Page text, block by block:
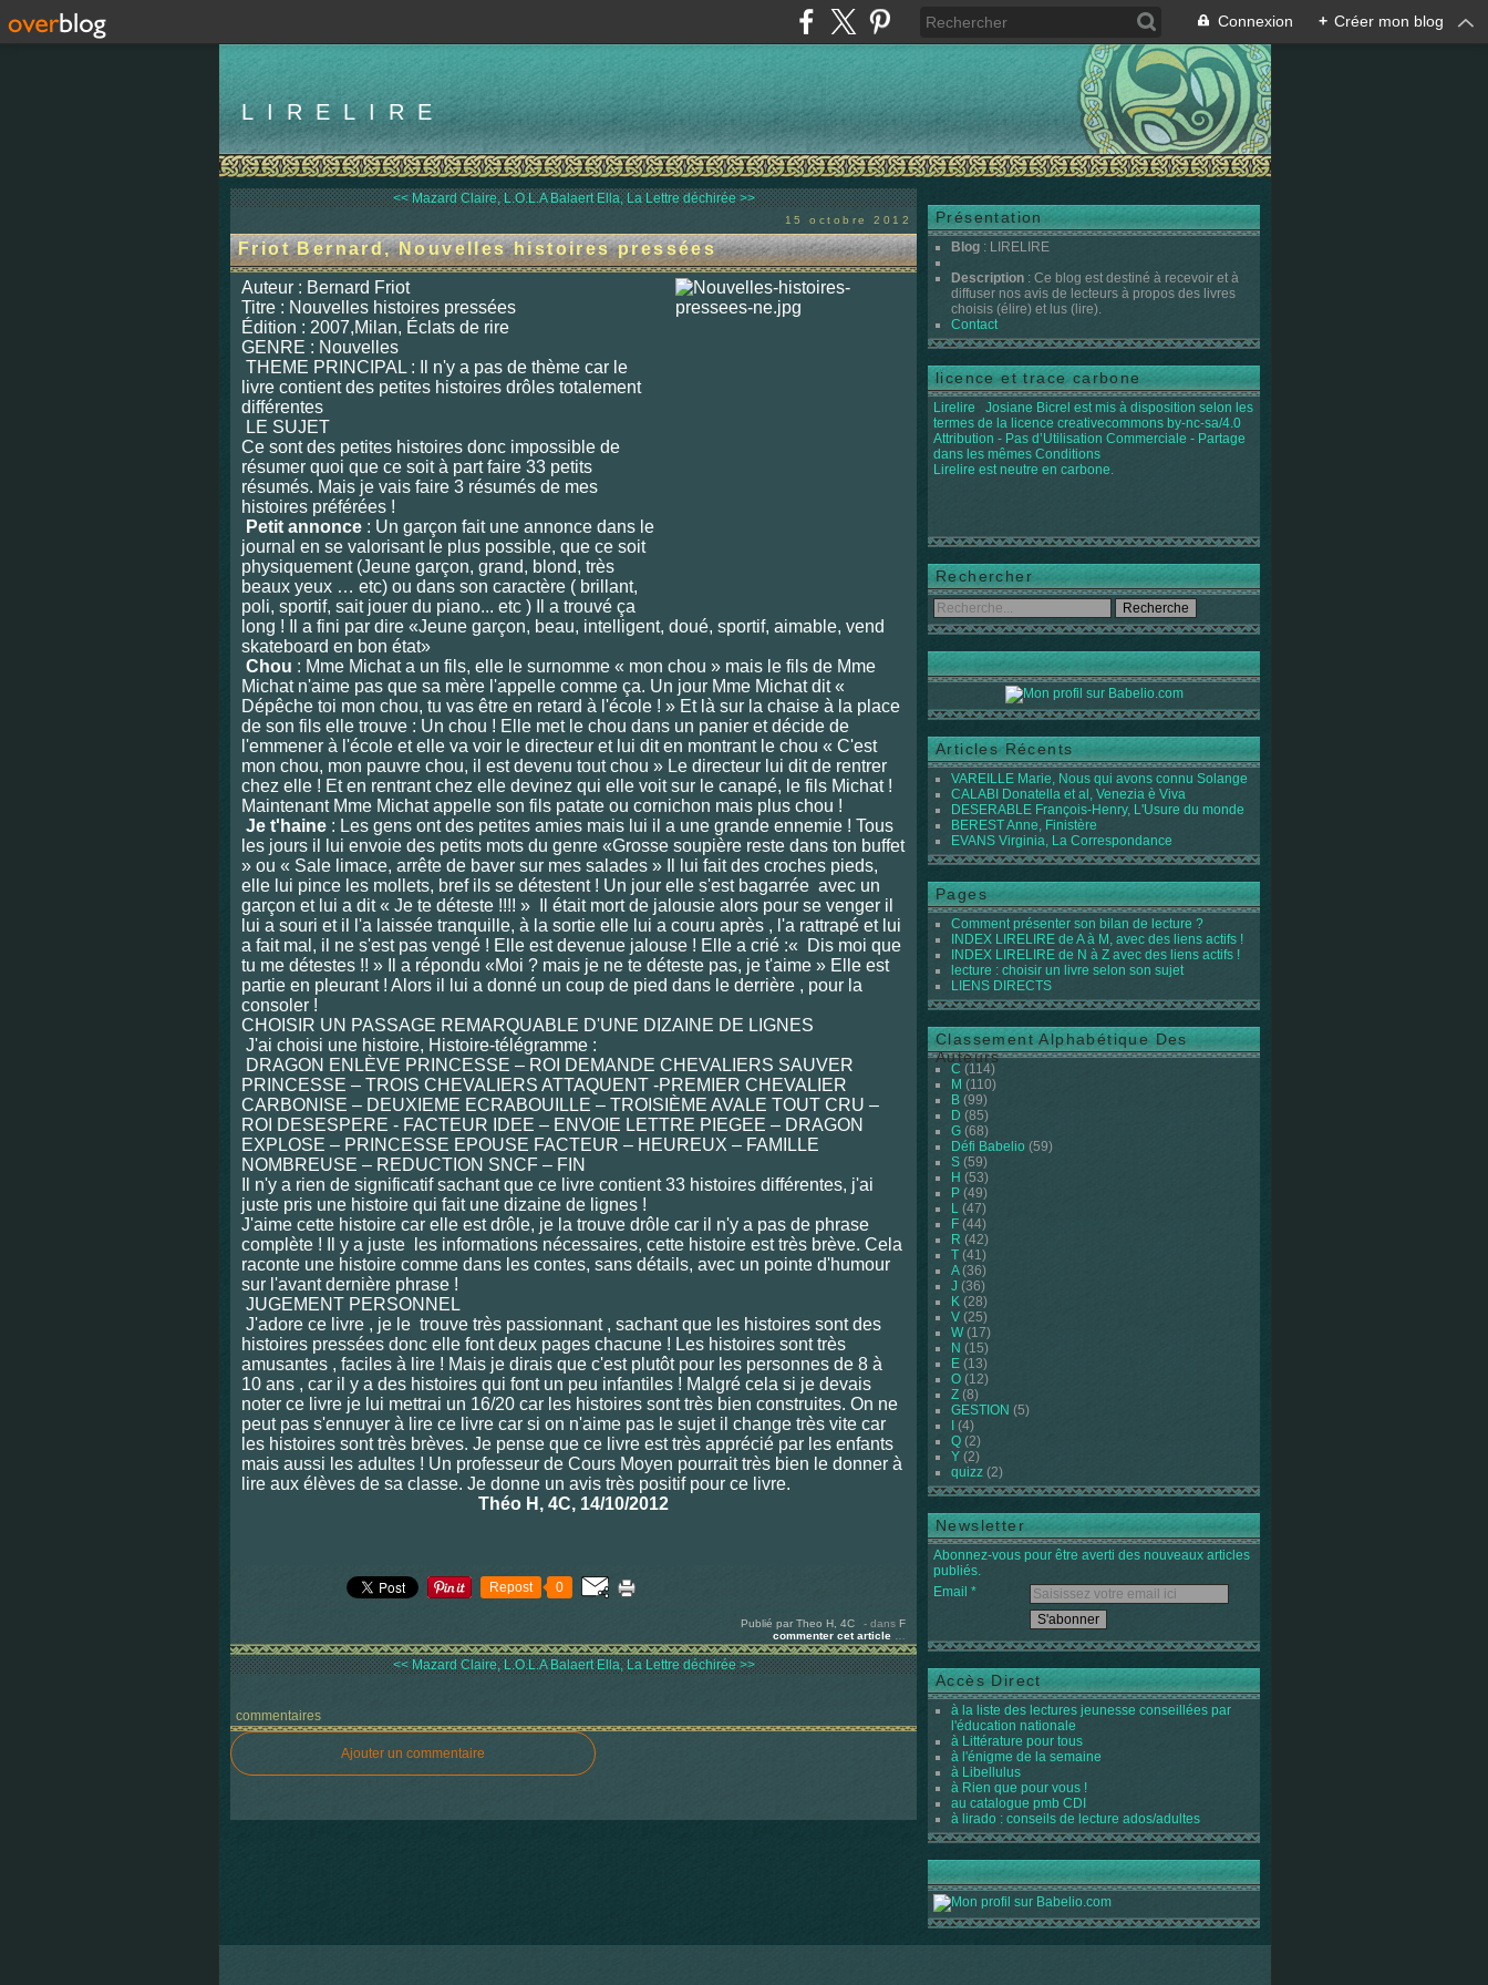
Connexion + Créer mon blog
LIRELIRE
<< Mazard Claire, L.O.L.A Balaert Ella, La Lettre déchirée >>
15 octobre 2012
Friot Bernard, Nouvelles histoires pressées
Auteur : Bernard Friot
Titre : Nouvelles histoires pressées
Édition : 2007,Milan, Éclats de rire
GENRE : Nouvelles
THEME PRINCIPAL :
Il n'y a pas de thème car le
livre contient des petites histoires drôles totalement
différentes
LE SUJET
Ce sont des petites histoires donc impossible de
résumer quoi que ce soit à part faire 33 petits
résumés. Mais je vais faire 3 résumés de mes
histoires préférées !
Petit annonce : Un garçon fait une annonce dans le
journal en se valorisant le plus possible, que ce soit
physiquement (Jeune garçon, grand, blond, très
beaux yeux … etc) ou dans son caractère ( brillant,
poli, sportif, sait jouer du piano... etc ) Il a trouvé ça
long ! Il a fini par dire «Jeune garçon, beau, intelligent, doué, sportif, aimable, vend
skateboard en bon état»
Chou : Mme Michat a un fils, elle le surnomme « mon chou » mais le fils de Mme
Michat n'aime pas que sa mère l'appelle comme ça. Un jour Mme Michat dit «
Dépêche toi mon chou, tu vas être en retard à l'école ! » Et là sur la chaise à la place
de son fils elle trouve : Un chou ! Elle met le chou dans un panier et décide de
l'emmener à l'école et elle va voir le directeur et lui dit en montrant le chou « C'est
mon chou, mon pauvre chou, il est devenu tout chou » Le directeur lui dit de rentrer
chez elle ! Et en rentrant chez elle devinez qui elle voit sur le canapé, le fils Michat !
Maintenant Mme Michat appelle son fils patate ou cornichon mais plus chou !
Je t'haine : Les gens ont des petites amies mais lui il a une grande ennemie ! Tous
les jours il lui envoie des petits mots du genre «Grosse soupière reste dans ton buffet
» ou « Sale limace, arrête de baver sur mes salades » Il lui fait des croches pieds,
elle lui pince les mollets, bref ils se détestent ! Un jour elle s'est bagarrée avec un
garçon et lui a dit « Je te déteste !!!! » Il était mort de jalousie alors pour se venger il
lui a souri et il l'a laissée tranquille, à la sortie elle lui a couru après , l'a rattrapé et lui
a fait mal, il ne s'est pas vengé ! Elle est devenue jalouse ! Elle a crié :« Dis moi que
tu me détestes !! » Il a répondu «Moi ? mais je ne te déteste pas, je t'aime » Elle est
partie en pleurant ! Alors il lui a donné un coup de pied dans le derrière , pour la
consoler !
CHOISIR UN PASSAGE REMARQUABLE D'UNE DIZAINE DE LIGNES
J'ai choisi une histoire, Histoire-télégramme :
DRAGON ENLÈVE PRINCESSE – ROI DEMANDE CHEVALIERS SAUVER
PRINCESSE – TROIS CHEVALIERS ATTAQUENT -PREMIER CHEVALIER
CARBONISE – DEUXIEME ECRABOUILLE – TROISIÈME AVALE TOUT CRU –
ROI DESESPERE - FACTEUR IDEE – ENVOIE LETTRE PIEGEE – DRAGON
EXPLOSE – PRINCESSE EPOUSE FACTEUR – HEUREUX – FAMILLE
NOMBREUSE – REDUCTION SNCF – FIN
Il n'y a rien de significatif sachant que ce livre contient 33 histoires différentes, j'ai
juste pris une histoire qui fait une dizaine de lignes !
J'aime cette histoire car elle est drôle, je la trouve drôle car il n'y a pas de phrase
complète ! Il y a juste les informations nécessaires, cette histoire est très brève. Cela
raconte une histoire comme dans les contes, sans détails, avec un pointe d'humour
sur l'avant dernière phrase !
JUGEMENT PERSONNEL
J'adore ce livre , je le trouve très passionnant , sachant que les histoires sont des
histoires pressées donc elle font deux pages chacune ! Les histoires sont très
amusantes , faciles à lire ! Mais je dirais que c'est plutôt pour les personnes de 8 à
10 ans , car il y a des histoires qui font un peu infantiles ! Malgré cela si je devais
noter ce livre je lui mettrai un 16/20 car les histoires sont très bien construites. On ne
peut pas s'ennuyer à lire ce livre car si on n'aime pas le sujet il change très vite car
les histoires sont très brèves. Je pense que ce livre est très apprécié par les enfants
mais aussi les adultes ! Un professeur de Cours Moyen pourrait très bien le donner à
lire aux élèves de sa classe. Je donne un avis très positif pour ce livre.
Théo H, 4C, 14/10/2012
Repost 0
Publié par Theo H, 4C - dans F
commenter cet article
<< Mazard Claire, L.O.L.A Balaert Ella, La Lettre déchirée >>
commentaires
Ajouter un commentaire
Présentation
Blog : LIRELIRE
Description : Ce blog est destiné à recevoir et à
diffuser nos avis de lecteurs à propos des livres
choisis (élire) et lus (lire).
Contact
licence et trace carbone
Lirelire Josiane Bicrel est mis à disposition selon les
termes de la licence creativecommons by-nc-sa/4.0
Attribution - Pas d’Utilisation Commerciale - Partage
dans les mêmes Conditions
Lirelire est neutre en carbone.
Rechercher
Articles Récents
VAREILLE Marie, Nous qui avons connu Solange
CALABI Donatella et al, Venezia è Viva
DESERABLE François-Henry, L'Usure du monde
BEREST Anne, Finistère
EVANS Virginia, La Correspondance
Pages
Comment présenter son bilan de lecture ?
INDEX LIRELIRE de A à M, avec des liens actifs !
INDEX LIRELIRE de N à Z avec des liens actifs !
lecture : choisir un livre selon son sujet
LIENS DIRECTS
Classement Alphabétique Des
Auteurs
C (114)
M (110)
B (99)
D (85)
G (68)
Défi Babelio (59)
S (59)
H (53)
P (49)
L (47)
F (44)
R (42)
T (41)
A(36)
J (36)
K (28)
V (25)
W(17)
N (15)
E (13)
O (12)
Z (8)
GESTION (5)
(4)
Q (2)
Y (2)
quizz (2)
Newsletter
Abonnez-vous pour être averti des nouveaux articles
publiés.
Email
Accès Direct
à la liste des lectures jeunesse conseillées par
l'éducation nationale
à Littérature pour tous
à l'énigme de la semaine
à Libellulus
à Rien que pour vous !
au catalogue pmb CDI
à lirado : conseils de lecture ados/adultes